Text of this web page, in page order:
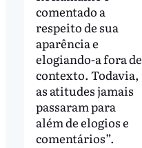
comentado a
respeito de sua
aparência e
elogiando-a fora de
contexto. Todavia,
as atitudes jamais
passaram para
além de elogios e
comentários”.